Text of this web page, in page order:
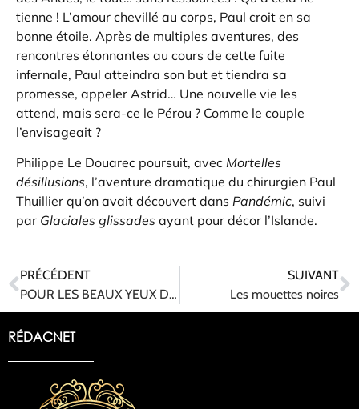
tienne ! L’amour chevillé au corps, Paul croit en sa
bonne étoile. Après de multiples aventures, des
rencontres étonnantes au cours de cette fuite
infernale, Paul atteindra son but et tiendra sa
promesse, appeler Astrid… Une nouvelle vie les
attend, mais sera-ce le Pérou ? Comme le couple
l’envisageait ?
Philippe Le Douarec poursuit, avec Mortelles
désillusions, l’aventure dramatique du chirurgien Paul
Thuillier qu’on avait découvert dans Pandémic, suivi
par Glaciales glissades ayant pour décor l’Islande.
PRÉCÉDENT
POUR LES BEAUX YEUX DE MARION
SUIVANT
Les mouettes noires
RÉDACNET